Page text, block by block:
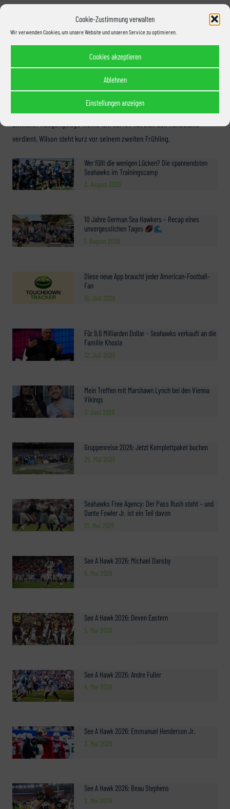
Cookie-Zustimmung verwalten
Wir verwenden Cookies, um unsere Website und unseren Service zu optimieren.
Cookies akzeptieren
Ablehnen
Einstellungen anzeigen
Wer füllt die wenigen Lücken? Die spannendsten
Seahawks im Trainingscamp
3. August 2026
10 Jahre German Sea Hawkers – Recap eines
unvergesslichen Tages
1. August 2026
Diese neue App braucht jeder American-Football-
Fan
16. Juli 2026
Für 9,6 Milliarden Dollar – Seahawks verkauft an die
Familie Khosla
12. Juli 2026
Mein Treffen mit Marshawn Lynch bei den Vienna
Vikings
3. Juni 2026
Gruppenreise 2026: Jetzt Komplettpaket buchen
25. Mai 2026
Seahawks Free Agency: Der Pass Rush steht – und
Dante Fowler Jr. ist ein Teil davon
10. Mai 2026
See A Hawk 2026: Michael Dansby
6. Mai 2026
See A Hawk 2026: Deven Eastern
5. Mai 2026
See A Hawk 2026: Andre Fuller
4. Mai 2026
See A Hawk 2026: Emmanuel Henderson Jr.
3. Mai 2026
See A Hawk 2026: Beau Stephens
2. Mai 2026
sich dieses Team dauerhaft im Liga-Bodensatz wiederfinden und hat
keine Chance auf einen weiteren Titel. Ein Blick auf Teams, die schon
seit Jahren ihren Franchise-Quarterback suchen (Browns, Jets,
Jaguars, …) oder auch in dieeigene Franchise-Vergangenheitzeigt: Ein
Trade von Wilson könnte fatal sein und die Seahawks in ihrer
erfolgreichen Coaching-Wechsels in Green Bay
verdient, Wilson steht kurz vor seinem zweiten Frühling.